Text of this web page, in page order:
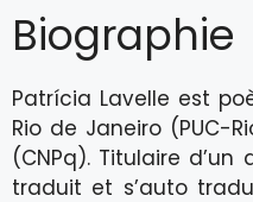
Biographie
Patrícia Lavelle est
Rio de Janeiro (PUC-
(CNPq). Titulaire
traduit et s’auto